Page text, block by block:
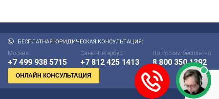
БЕСПЛАТНАЯ ЮРИДИЧЕСКАЯ КОНСУЛЬТАЦИЯ:
Москва
+7 499 938 5715
Санкт-Петербург
+7 812 425 1413
По России бесплатно
8 800 350 1392